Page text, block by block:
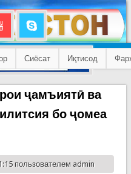
Сиёсат Иқтисод
ҷамъиятӣ ва
бо ҷомеа
пользователем admin